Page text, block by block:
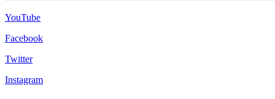
YouTube
Facebook
Twitter
Instagram